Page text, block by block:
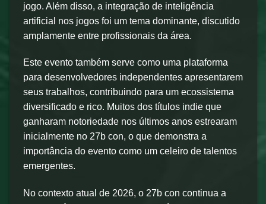
jogo. Além disso, a integração de inteligência
artificial nos jogos foi um tema dominante, discutido
amplamente entre profissionais da área.
Este evento também serve como uma plataforma
para desenvolvedores independentes apresentarem
seus trabalhos, contribuindo para um ecossistema
diversificado e rico. Muitos dos títulos indie que
ganharam notoriedade nos últimos anos estrearam
inicialmente no 27b con, o que demonstra a
importância do evento como um celeiro de talentos
emergentes.
No contexto atual de 2026, o 27b con continua a